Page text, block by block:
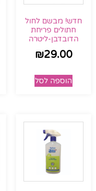
חדש! מבשם לחול
חתולים פריחת
הדובדבן-ליטרה
₪29.00
הוספה לסל